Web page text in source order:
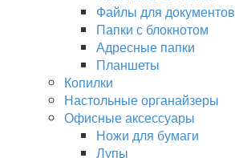
Файлы для документов
Папки с блокнотом
Адресные папки
Планшеты
Копилки
Настольные органайзеры
Офисные аксессуары
Ножи для бумаги
Лупы